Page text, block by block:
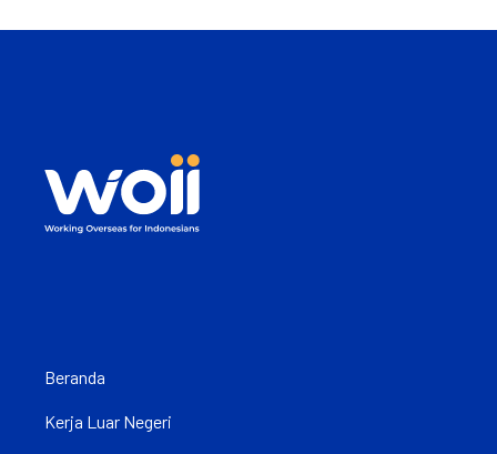
Beranda
Kerja Luar Negeri